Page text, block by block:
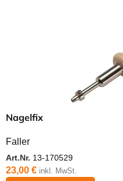
Nagelfix
Faller
Art.Nr. 13-170529
23,00 € inkl. MwSt.